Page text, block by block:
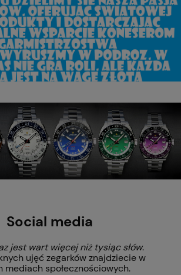
Social media
jest wart więcej niż tysiąc słów.
ujęć zegarków znajdziecie w
mediach społecznościowych.